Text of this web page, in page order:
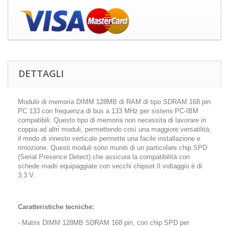
DETTAGLI
Modulo di memoria DIMM 128MB di RAM di tipo SDRAM 168 pin
PC 133 con frequenza di bus a 133 MHz per sistemi PC-IBM
compatibili. Questo tipo di memoria non necessita di lavorare in
coppia ad altri moduli, permettendo così una maggiore versatilità;
il modo di innesto verticale permette una facile installazione e
rimozione. Questi moduli sono muniti di un particolare chip SPD
(Serial Presence Detect) che assicura la compatibilità con
schede madri equipaggiate con vecchi chipset.Il voltaggio è di
3.3 V.
Caratteristiche tecniche:
- Matrix DIMM 128MB SDRAM 168 pin, con chip SPD per